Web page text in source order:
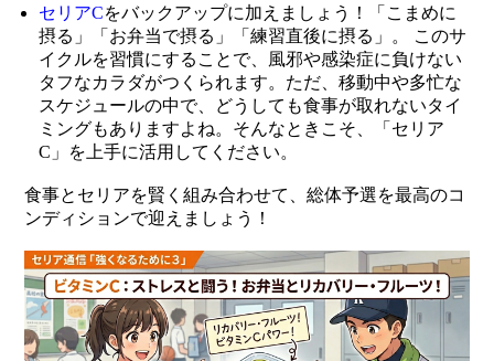
セリアCをバックアップに加えましょう！「こまめに
摂る」「お弁当で摂る」「練習直後に摂る」。 このサ
イクルを習慣にすることで、風邪や感染症に負けない
タフなカラダがつくられます。ただ、移動中や多忙な
スケジュールの中で、どうしても食事が取れないタイ
ミングもありますよね。そんなときこそ、「セリア
C」を上手に活用してください。
食事とセリアを賢く組み合わせて、総体予選を最高のコ
ンディションで迎えましょう！